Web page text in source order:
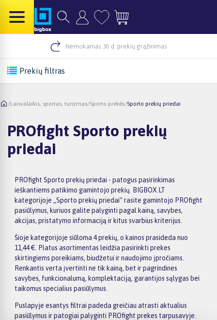
Nemokamas 30 d. prekių grąžinimas
Prekių filtras
/Laisvalaikis, sportas, turizmas/Sporto prekės/Sporto prekių priedai
PROfight Sporto prekių
priedai
PROfight Sporto prekių priedai - patogus pasirinkimas
ieškantiems patikimo gamintojo prekių. BIGBOX.LT
kategorijoje „Sporto prekių priedai“ rasite gamintojo PROfight
pasiūlymus, kuriuos galite palyginti pagal kainą, savybes,
akcijas, pristatymo informaciją ir kitus svarbius kriterijus.
Šioje kategorijoje siūloma 4 prekių, o kainos prasideda nuo
11,44 €. Platus asortimentas leidžia pasirinkti prekes
skirtingiems poreikiams, biudžetui ir naudojimo įpročiams.
Renkantis verta įvertinti ne tik kainą, bet ir pagrindines
savybes, funkcionalumą, komplektaciją, garantijos sąlygas bei
taikomus specialius pasiūlymus.
Puslapyje esantys filtrai padeda greičiau atrasti aktualius
pasiūlymus ir patogiai palyginti PROfight prekes tarpusavyje.